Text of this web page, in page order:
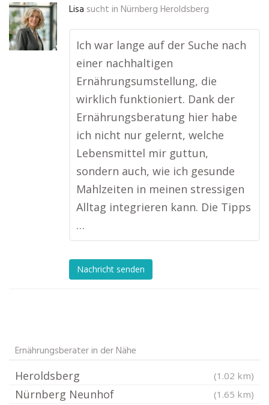
Lisa sucht in Nürnberg Heroldsberg
Ich war lange auf der Suche nach
einer nachhaltigen
Ernährungsumstellung, die
wirklich funktioniert. Dank der
Ernährungsberatung hier habe
ich nicht nur gelernt, welche
Lebensmittel mir guttun,
sondern auch, wie ich gesunde
Mahlzeiten in meinen stressigen
Alltag integrieren kann. Die Tipps
…
Nachricht senden
Ernährungsberater in der Nähe
Heroldsberg (1.02 km)
Nürnberg Neunhof (1.65 km)